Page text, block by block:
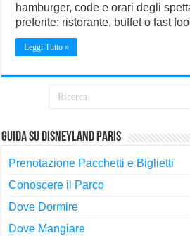
hamburger, code e orari degli
preferite: ristorante, buffet o fast
Leggi Tutto »
Guida su Disneyland Paris
Prenotazione Pacchetti e Biglietti
Conoscere il Parco
Dove Dormire
Dove Mangiare